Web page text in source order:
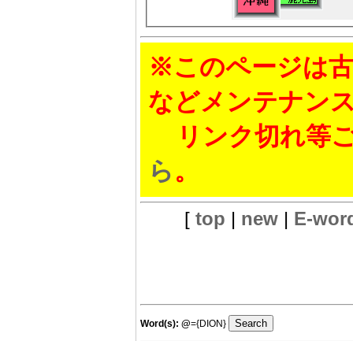
※このページは
などメンテナン
リンク切れ等
ら。
[ top | new| E-
Word(s): @={DION}